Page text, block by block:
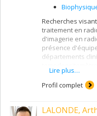
Recherches
traitement en
d'imagerie en
présence
départements
positrons, salles
développer des
souvent directe.
Lire plus…
Profil complet
LALONDE,